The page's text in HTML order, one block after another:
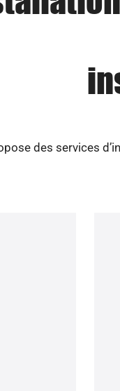
des services